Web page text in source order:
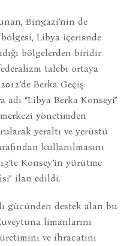
Bingazi’nin de
Libya içerisnde
bölgelerden biridir.
talebi ortaya
Berka Geçiş
“Libya Berka Konseyi”
yönetimden
yeraltı ve yerüstü
kullanılmasını
Konsey’in yürütme
ilan edildi.
gücünden destek alan bu
limanlarını
ve ihracatını